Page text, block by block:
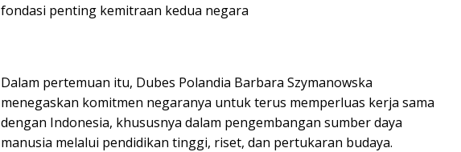
fondasi penting kemitraan kedua negara
Dalam pertemuan itu, Dubes Polandia Barbara Szymanowska
menegaskan komitmen negaranya untuk terus memperluas kerja sama
dengan Indonesia, khususnya dalam pengembangan sumber daya
manusia melalui pendidikan tinggi, riset, dan pertukaran budaya.